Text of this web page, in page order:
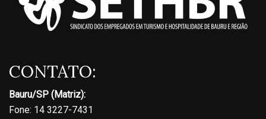
CONTATO:
Bauru/SP (Matriz):
Fone: 14 3227-7431